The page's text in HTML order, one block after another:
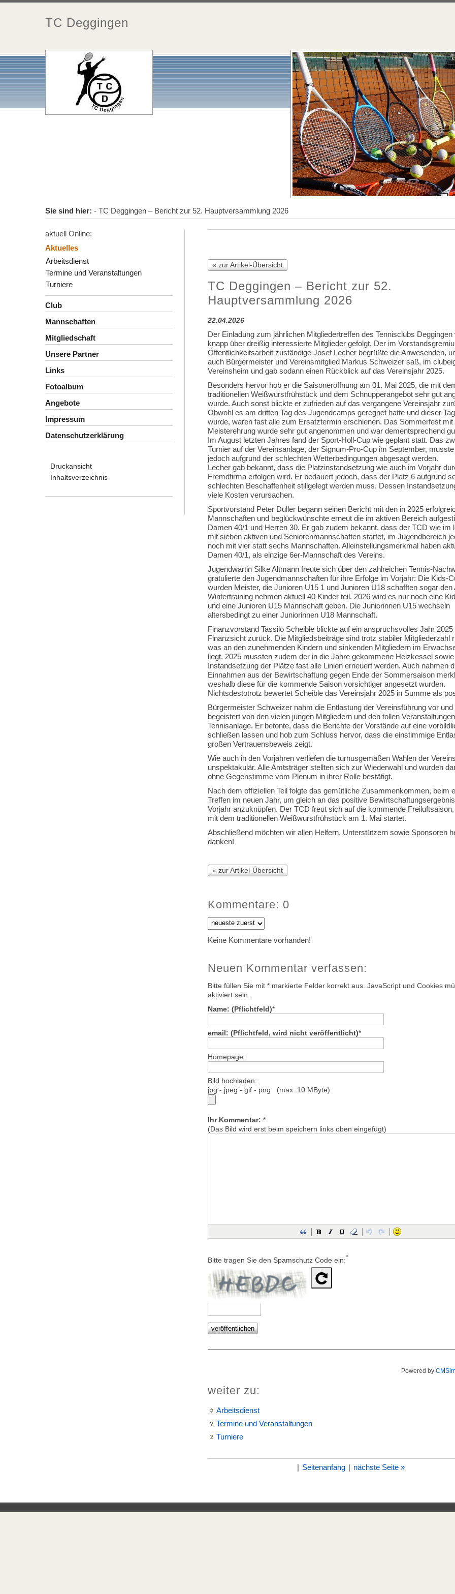
TC Deggingen
Sie sind hier:- TC Deggingen – Bericht zur 52. Hauptversammlung 2026
aktuell Online:
Aktuelles
Arbeitsdienst
Termine und Veranstaltungen
Turniere
Club
Mannschaften
Mitgliedschaft
Unsere Partner
Links
Fotoalbum
Angebote
Impressum
Datenschutzerklärung
Druckansicht
Inhaltsverzeichnis
« zur Artikel-Übersicht
TC Deggingen – Bericht zur 52.
Hauptversammlung 2026
22.04.2026
Der Einladung zum jährlichen Mitgliedertreffen des Tennisclubs Deggingen
knapp über dreißig interessierte Mitglieder gefolgt. Der im
Öffentlichkeitsarbeit zuständige Josef Lecher begrüßte die Anwesenden,
auch Bürgermeister und Vereinsmitglied Markus Schweizer saß, im
Vereinsheim und gab sodann einen Rückblick auf das Vereinsjahr 2025.
Besonders hervor hob er die Saisoneröffnung am 01. Mai 2025, die mit
traditionellen Weißwurstfrühstück und dem Schnupperangebot sehr gut
wurde. Auch sonst blickte er zufrieden auf das vergangene Vereinsjahr
Obwohl es am dritten Tag des Jugendcamps geregnet hatte und dieser
wurde, waren fast alle zum Ersatztermin erschienen. Das Sommerfest mit
Meisterehrung wurde sehr gut angenommen und war dementsprechend
Im August letzten Jahres fand der Sport-Holl-Cup wie geplant statt. Das
Turnier auf der Vereinsanlage, der Signum-Pro-Cup im September,
jedoch aufgrund der schlechten Wetterbedingungen abgesagt werden.
Lecher gab bekannt, dass die Platzinstandsetzung wie auch im Vorjahr
Fremdfirma erfolgen wird. Er bedauert jedoch, dass der Platz 6 aufgrund
schlechten Beschaffenheit stillgelegt werden muss. Dessen
viele Kosten verursachen.
Sportvorstand Peter Duller begann seinen Bericht mit den in 2025
Mannschaften und beglückwünschte erneut die im aktiven Bereich
Damen 40/1 und Herren 30. Er gab zudem bekannt, dass der TCD wie im
mit sieben aktiven und Seniorenmannschaften startet, im Jugendbereich
noch mit vier statt sechs Mannschaften. Alleinstellungsmerkmal haben
Damen 40/1, als einzige 6er-Mannschaft des Vereins.
Jugendwartin Silke Altmann freute sich über den zahlreichen Tennis-
gratulierte den Jugendmannschaften für ihre Erfolge im Vorjahr: Die Kids-
wurden Meister, die Junioren U15 1 und Junioren U18 schafften sogar den
Wintertraining nehmen aktuell 40 Kinder teil. 2026 wird es nur noch eine
und eine Junioren U15 Mannschaft geben. Die Juniorinnen U15 wechseln
altersbedingt zu einer Juniorinnen U18 Mannschaft.
Finanzvorstand Tassilo Scheible blickte auf ein anspruchsvolles Jahr 2025
Finanzsicht zurück. Die Mitgliedsbeiträge sind trotz stabiler Mitgliederzahl
was an den zunehmenden Kindern und sinkenden Mitgliedern im
liegt. 2025 mussten zudem der in die Jahre gekommene Heizkessel
Instandsetzung der Plätze fast alle Linien erneuert werden. Auch nahmen
Einnahmen aus der Bewirtschaftung gegen Ende der Sommersaison
weshalb diese für die kommende Saison vorsichtiger angesetzt wurden.
Nichtsdestotrotz bewertet Scheible das Vereinsjahr 2025 in Summe als
Bürgermeister Schweizer nahm die Entlastung der Vereinsführung vor
begeistert von den vielen jungen Mitgliedern und den tollen
Tennisanlage. Er betonte, dass die Berichte der Vorstände auf eine
schließen lassen und hob zum Schluss hervor, dass die einstimmige
großen Vertrauensbeweis zeigt.
Wie auch in den Vorjahren verliefen die turnusgemäßen Wahlen der
unspektakulär. Alle Amtsträger stellten sich zur Wiederwahl und wurden
ohne Gegenstimme vom Plenum in ihrer Rolle bestätigt.
Nach dem offiziellen Teil folgte das gemütliche Zusammenkommen, beim
Treffen im neuen Jahr, um gleich an das positive
Vorjahr anzuknüpfen. Der TCD freut sich auf die kommende
mit dem traditionellen Weißwurstfrühstück am 1. Mai startet.
Abschließend möchten wir allen Helfern, Unterstützern sowie Sponsoren
danken!
« zur Artikel-Übersicht
Kommentare: 0
Keine Kommentare vorhanden!
Neuen Kommentar verfassen:
Bitte füllen Sie mit * markierte Felder korrekt aus. JavaScript und Cookies
aktiviert sein.
Name: (Pflichtfeld)*
email: (Pflichtfeld, wird nicht veröffentlicht)*
Homepage:
Bild hochladen:
jpg - jpeg - gif - png (max. 10 MByte)
Ihr Kommentar: *
(Das Bild wird erst beim speichern links oben eingefügt)
Bitte tragen Sie den Spamschutz Code ein:*
Powered by
weiter zu:
Arbeitsdienst
Termine und Veranstaltungen
Turniere
| Seitenanfang | nächste Seite »